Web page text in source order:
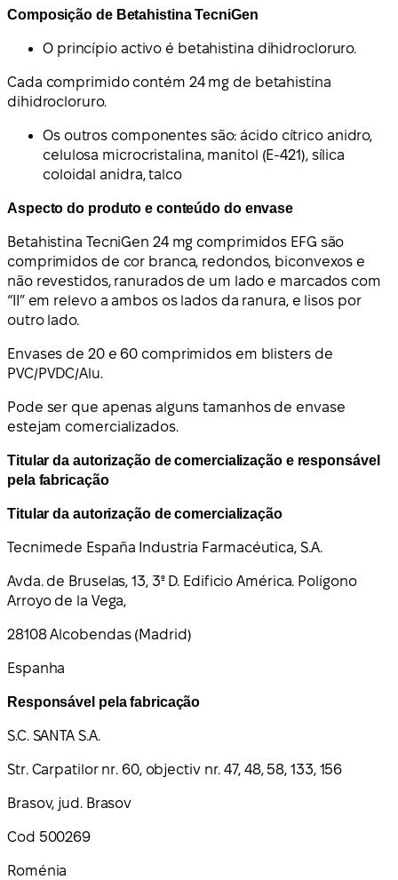
Composição de Betahistina TecniGen
O princípio activo é betahistina dihidrocloruro.
Cada comprimido contém 24 mg de betahistina
dihidrocloruro.
Os outros componentes são: ácido cítrico anidro,
celulosa microcristalina, manitol (E-421), sílica
coloidal anidra, talco
Aspecto do produto e conteúdo do envase
Betahistina TecniGen 24 mg comprimidos EFG são
comprimidos de cor branca, redondos, biconvexos e
não revestidos, ranurados de um lado e marcados com
“II” em relevo a ambos os lados da ranura, e lisos por
outro lado.
Envases de 20 e 60 comprimidos em blisters de
PVC/PVDC/Alu.
Pode ser que apenas alguns tamanhos de envase
estejam comercializados.
Titular da autorização de comercialização e responsável
pela fabricação
Titular da autorização de comercialização
Tecnimede España Industria Farmacéutica, S.A.
Avda. de Bruselas, 13, 3º D. Edificio América. Polígono
Arroyo de la Vega,
28108 Alcobendas (Madrid)
Espanha
Responsável pela fabricação
S.C. SANTA S.A.
Str. Carpatilor nr. 60, objectiv nr. 47, 48, 58, 133, 156
Brasov, jud. Brasov
Cod 500269
Roménia